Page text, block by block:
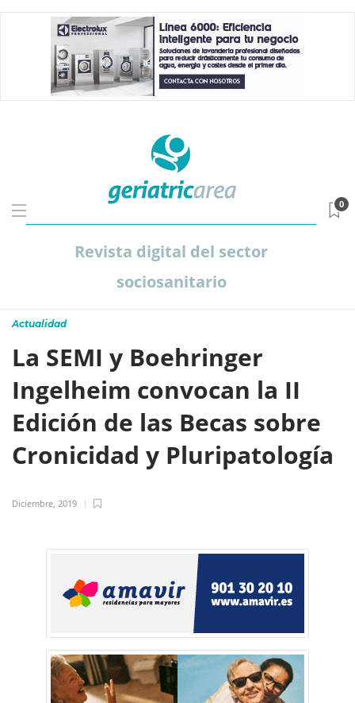
Revista digital del sector
sociosanitario
0
Actualidad
La SEMI y Boehringer
Ingelheim convocan la II
Edición de las Becas sobre
Cronicidad y Pluripatología
Diciembre, 2019